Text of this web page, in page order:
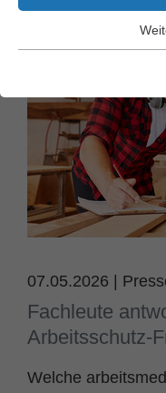
07.05.2026
Fachleute
Arbeitsschutz-
Welche
Essentielle Cookies
Webseite einwandfrei
Name
Anbieter TYPO3
Laufzeit
Zweck
Statistik und